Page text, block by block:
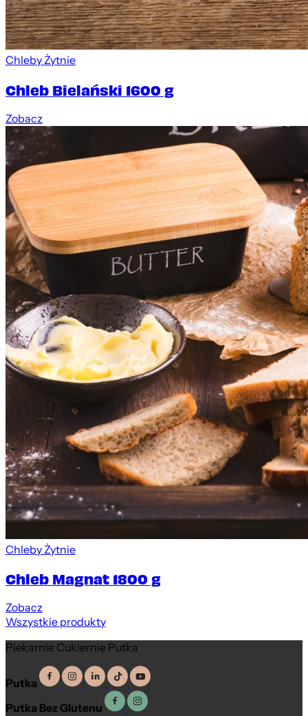
Chleby Żytnie
Chleb Bielański 1600 g
Zobacz
Chleby Żytnie
Chleb Magnat 1800 g
Zobacz
Wszystkie produkty
Piekarnie Cukiernie Putka
Putka
Putka Bez Glutenu